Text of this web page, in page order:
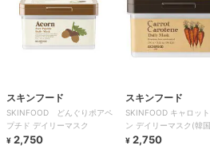
スキンフード
SKINFOOD どんぐりポアペ
プチド デイリーマスク
¥ 2,750
スキンフード
SKINFOOD キャロッ
ン デイリーマスク(韓
¥ 2,750